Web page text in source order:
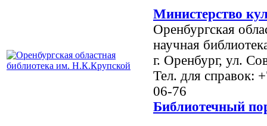
Министерство
Оренбургская
научная
г. Оренбург, ул.
Тел. для справок:
06-76
Библиотечный